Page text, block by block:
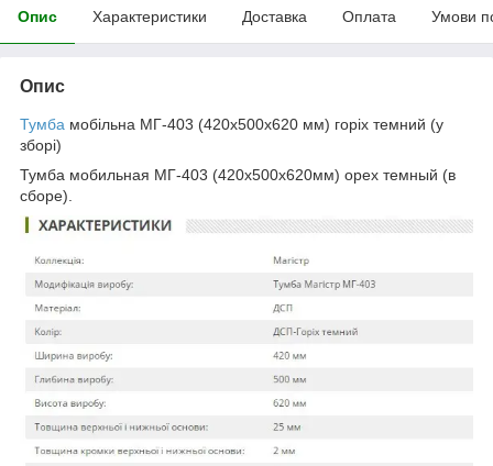
Опис Характеристики Доставка Оплата Умови
Опис
Тумба мобільна МГ-403 (420х500х620 мм) горіх темний (у
зборі)
Тумба мобильная МГ-403 (420х500х620мм) орех темный (в
сборе).